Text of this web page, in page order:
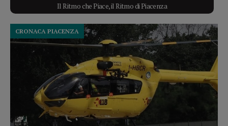
Il Ritmo che Piace, il Ritmo di Piacenza
CRONACA PIACENZA